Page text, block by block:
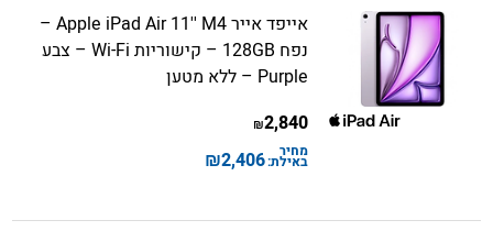
אייפד אייר Apple iPad Air 11'' M4 –
נפח 128GB – קישוריות Wi-Fi – צבע
Purple – ללא מטען
2,840
₪
מחיר
באילת:2,406
₪